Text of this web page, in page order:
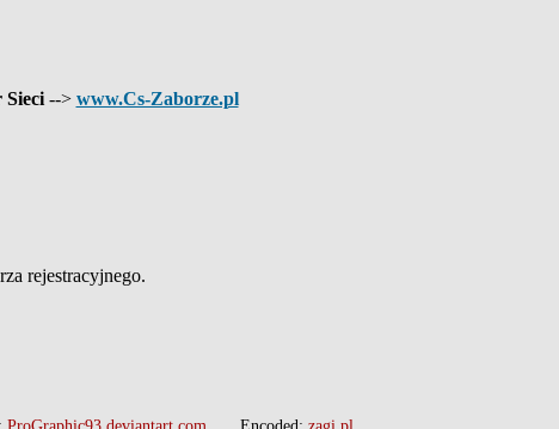
Sieci --> www.Cs-Zaborze.pl
rejestracyjnego.